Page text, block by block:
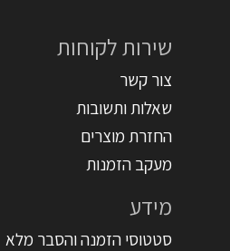
שירות לקוחות
צור קשר
שאלות ותשובות
החזרת מוצרים
מעקב הזמנות
מידע
סטטוסי הזמנה והסבר מלא